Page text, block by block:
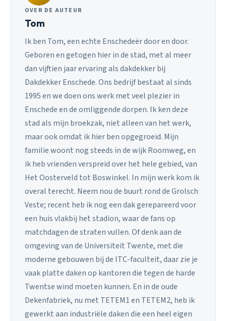
OVER DE AUTEUR
Tom
Ik ben Tom, een echte Enschedeër door en door.
Geboren en getogen hier in de stad, met al meer
dan vijftien jaar ervaring als dakdekker bij
Dakdekker Enschede. Ons bedrijf bestaat al sinds
1995 en we doen ons werk met veel plezier in
Enschede en de omliggende dorpen. Ik ken deze
stad als mijn broekzak, niet alleen van het werk,
maar ook omdat ik hier ben opgegroeid. Mijn
familie woont nog steeds in de wijk Roomweg, en
ik heb vrienden verspreid over het hele gebied, van
Het Oosterveld tot Boswinkel. In mijn werk kom ik
overal terecht. Neem nou de buurt rond de Grolsch
Veste; recent heb ik nog een dak gerepareerd voor
een huis vlakbij het stadion, waar de fans op
matchdagen de straten vullen. Of denk aan de
omgeving van de Universiteit Twente, met die
moderne gebouwen bij de ITC-faculteit, daar zie je
vaak platte daken op kantoren die tegen de harde
Twentse wind moeten kunnen. En in de oude
Dekenfabriek, nu met TETEM1 en TETEM2, heb ik
gewerkt aan industriële daken die een heel eigen